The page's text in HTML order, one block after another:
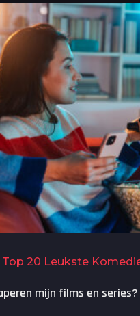
Top 20 Leukste
mijn films en